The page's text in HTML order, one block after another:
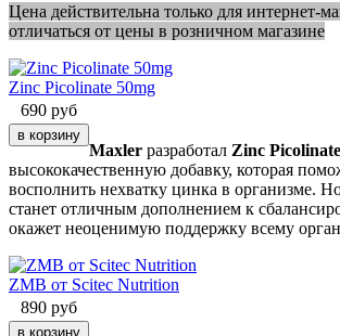
Цена действительна только для интернет-
отличаться от цены в розничном магазине
Zinc Picolinate 50mg
690 руб
Maxler разработал Zinc
высококачественную добавку, которая
восполнить нехватку цинка в организме.
станет отличным дополнением к
окажет неоценимую поддержку всему
ZMB от Scitec Nutrition
890 руб